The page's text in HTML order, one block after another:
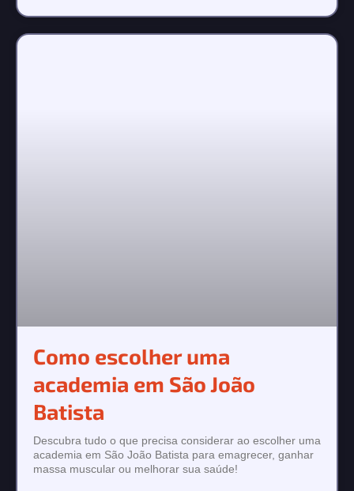
Como escolher uma
academia em São João
Batista
Descubra tudo o que precisa considerar ao escolher uma
academia em São João Batista para emagrecer, ganhar
massa muscular ou melhorar sua saúde!